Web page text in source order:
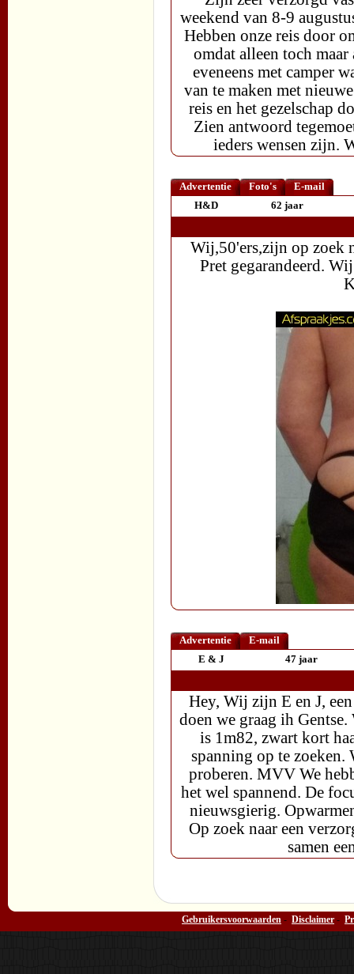
weekend van 8-9
Hebben onze reis door
omdat alleen toch
eveneens met camper
van te maken met
reis en het gezelschap
Zien antwoord
ieders wensen zijn.
Advertentie Foto's
E-mail
H&D
62 jaar
Wij,50'ers,zijn op zoek
Pret gegarandeerd.
Advertentie
E-mail
E & J
47 jaar
Hey, Wij zijn E en J,
doen we graag ih
is 1m82, zwart kort
spanning op te zoeken.
proberen. MVV We
het wel spannend. De
nieuwsgierig.
Op zoek naar een
samen
Gebruikersvoorwaarden - Disclaimer -